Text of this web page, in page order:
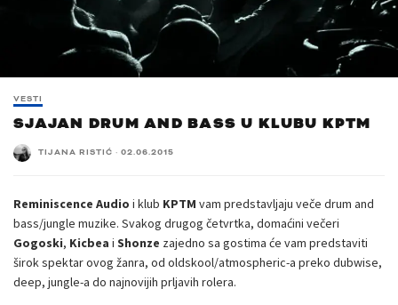
VESTI
SJAJAN DRUM AND BASS U KLUBU KPTM
TIJANA RISTIĆ · 02.06.2015
Reminiscence Audio i klub KPTM vam predstavljaju veče drum and
bass/jungle muzike. Svakog drugog četvrtka, domaćini večeri
Gogoski, Kicbea i Shonze zajedno sa gostima će vam predstaviti
širok spektar ovog žanra, od oldskool/atmospheric-a preko dubwise,
deep, jungle-a do najnovijih prljavih rolera.